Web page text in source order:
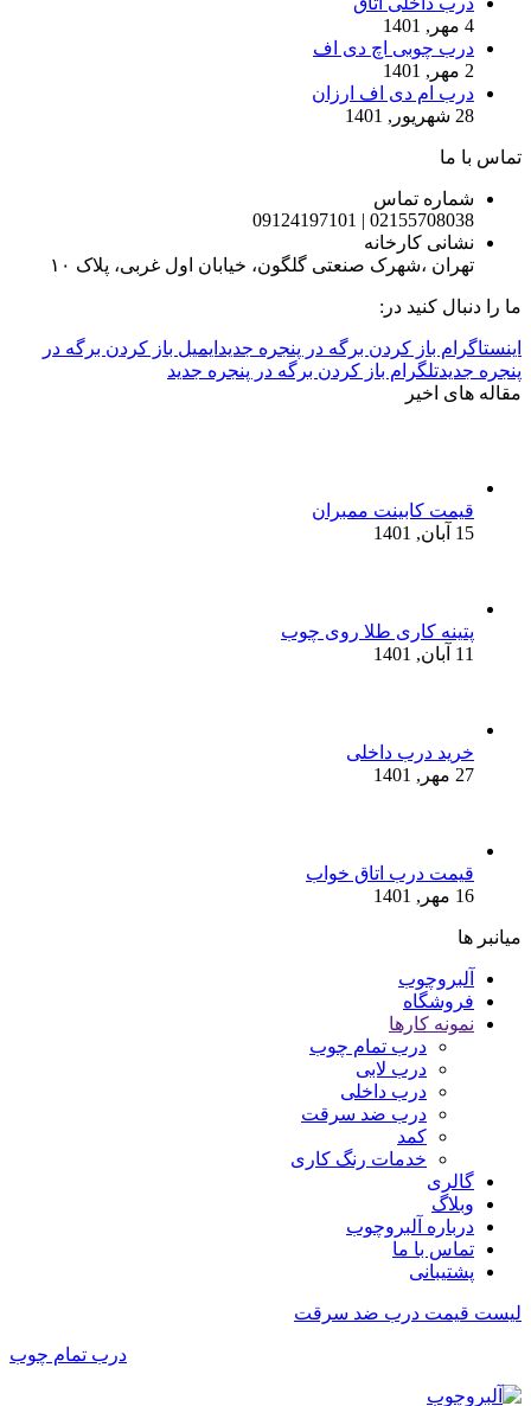
4 مهر, 1401
درب چوبی اچ دی اف
2 مهر, 1401
درب ام دی اف ارزان
28 شهریور, 1401
تماس با ما
شماره تماس
02155708038 | 09124197101
نشانی کارخانه
تهران ،شهرک صنعتی گلگون، خیابان اول غربی، پلاک ۱۰
ما را دنبال کنید در:
اینستاگرام باز کردن برگه در پنجره جدید ایمیل باز کردن برگه در
پنجره جدیدتلگرام باز کردن برگه در پنجره جدید
مقاله های اخیر
قیمت کابینت ممبران
15 آبان, 1401
پتینه کاری طلا روی چوب
11 آبان, 1401
خرید درب داخلی
27 مهر, 1401
قیمت درب اتاق خواب
16 مهر, 1401
میانبر ها
آلبروچوب
فروشگاه
نمونه کارها
درب تمام چوب
درب لابی
درب داخلی
درب ضد سرقت
کمد
خدمات رنگ کاری
گالری
وبلاگ
درباره آلبروچوب
تماس با ما
پشتیبانی
لیست قیمت درب ضد سرقت
درب تمام چوب